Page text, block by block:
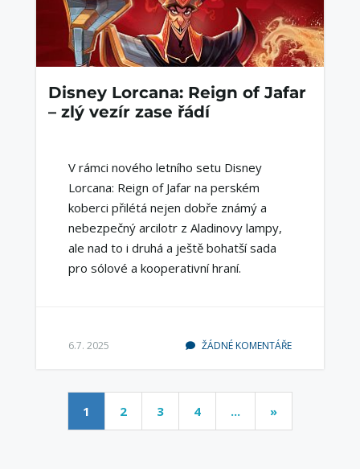
Disney Lorcana: Reign of Jafar
– zlý vezír zase řádí
V rámci nového letního setu Disney
Lorcana: Reign of Jafar na perském
koberci přilétá nejen dobře známý a
nebezpečný arcilotr z Aladinovy lampy,
ale nad to i druhá a ještě bohatší sada
pro sólové a kooperativní hraní.
6.7. 2025 ŽÁDNÉ KOMENTÁŘE
1 2 3 4 ... »